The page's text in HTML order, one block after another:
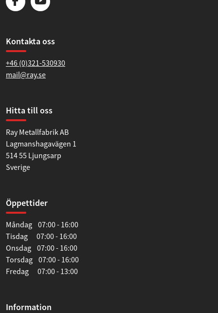
Kontakta oss
+46 (0)321-530930
mail@ray.se
Hitta till oss
Ray Metallfabrik AB
Lagmanshagavägen 1
514 55 Ljungsarp
Sverige
Öppettider
Måndag 07:00 - 16:00
Tisdag 07:00 - 16:00
Onsdag 07:00 - 16:00
Torsdag 07:00 - 16:00
Fredag 07:00 - 13:00
Information